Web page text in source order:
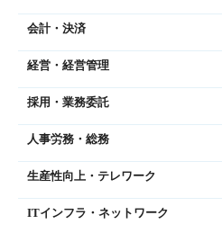
会計・決済
経営・経営管理
採用・業務委託
人事労務・総務
生産性向上・テレワーク
ITインフラ・ネットワーク